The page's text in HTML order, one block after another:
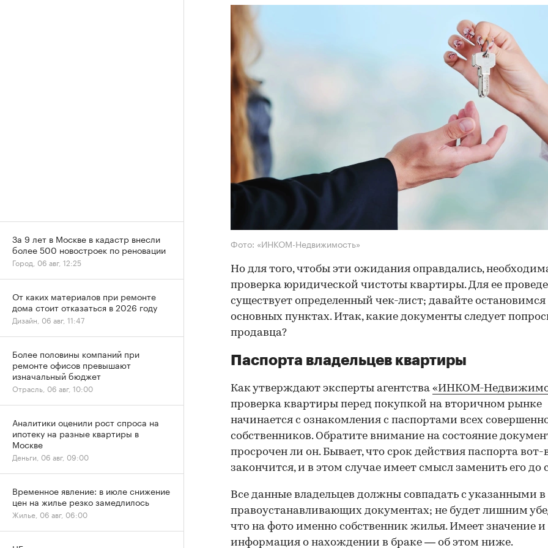
Фото: «ИНКОМ-Недвижимость»
Но для того, чтобы эти ожидания оправдались,
проверка юридической чистоты квартиры. Для ее
существует определенный чек-лист; давайте остановимся
основных пунктах. Итак, какие документы следует
продавца?
Паспорта владельцев квартиры
Как утверждают эксперты агентства «ИНКОМ-
проверка квартиры перед покупкой на вторичном рынке
начинается с ознакомления с паспортами всех
собственников. Обратите внимание на состояние
просрочен ли он. Бывает, что срок действия паспорта вот-
закончится, и в этом случае имеет смысл заменить его до
Все данные владельцев должны совпадать с указанными в
правоустанавливающих документах; не будет лишним
что на фото именно собственник жилья. Имеет значение и
информация о нахождении в браке — об этом ниже.
За 9 лет в Москве в кадастр внесли
более 500 новостроек по реновации
Город, 06 авг, 12:25
От каких материалов при ремонте
дома стоит отказаться в 2026 году
Дизайн, 06 авг, 11:47
Более половины компаний при
ремонте офисов превышают
изначальный бюджет
Отрасль, 06 авг, 10:00
Аналитики оценили рост спроса на
ипотеку на разные квартиры в
Москве
Деньги, 06 авг, 09:00
Временное явление: в июле снижение
цен на жилье резко замедлилось
Жилье, 06 авг, 06:00